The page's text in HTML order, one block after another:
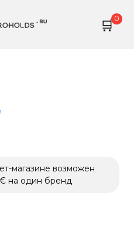
0
магазине возможен
на один бренд